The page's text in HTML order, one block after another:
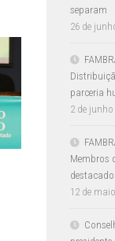
separam
26 de
parceria
2 de junho
Membros
12 de